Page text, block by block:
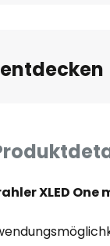
XLED